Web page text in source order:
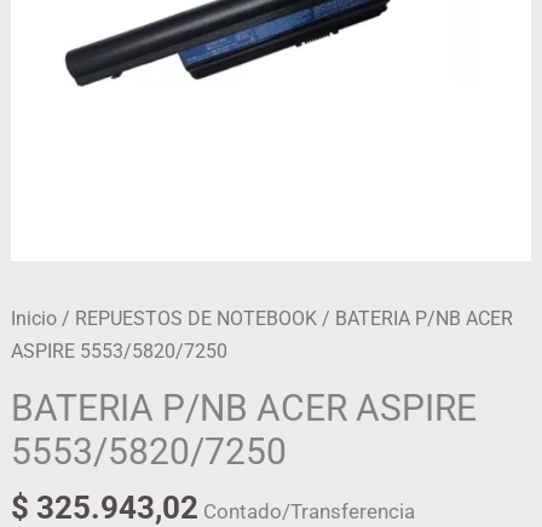
Inicio / REPUESTOS DE NOTEBOOK / BATERIA P/NB ACER
ASPIRE 5553/5820/7250
BATERIA P/NB ACER ASPIRE
5553/5820/7250
$ 325.943,02 Contado/Transferencia